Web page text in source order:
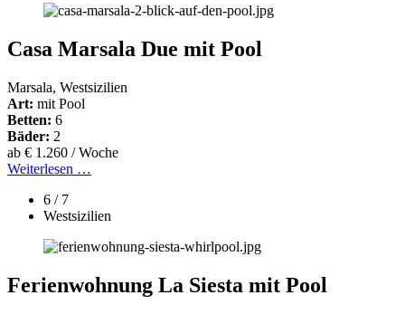
Casa Marsala Due mit Pool
Marsala, Westsizilien
Art: mit Pool
Betten: 6
Bäder: 2
ab € 1.260 / Woche
Weiterlesen …
6 / 7
Westsizilien
Ferienwohnung La Siesta mit Pool